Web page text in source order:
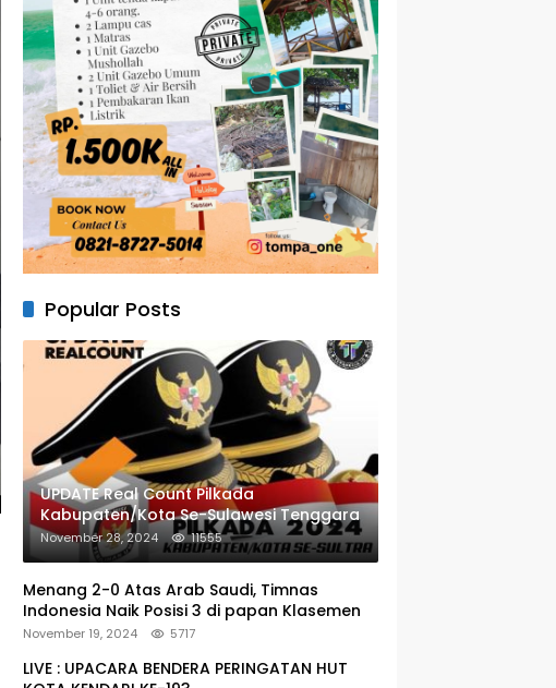
Popular Posts
UPDATE Real Count Pilkada
Kabupaten/Kota Se-Sulawesi Tenggara
November 28, 2024 11555
Menang 2-0 Atas Arab Saudi, Timnas
Indonesia Naik Posisi 3 di papan Klasemen
November 19, 2024 5717
LIVE : UPACARA BENDERA PERINGATAN HUT